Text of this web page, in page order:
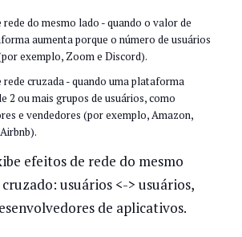
rede do mesmo lado - quando o valor de
aumenta porque o número de usuários
exemplo, Zoom e Discord).
rede cruzada - quando uma plataforma
2 ou mais grupos de usuários, como
e vendedores (por exemplo, Amazon,
efeitos de rede do mesmo
usuários <-> usuários,
de aplicativos.